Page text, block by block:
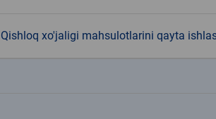
Qishloq xo'jaligi mahsulotlarini qayta